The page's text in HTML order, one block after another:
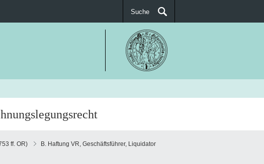
Suche
SUCHEN
ff. OR)
B. Haftung VR, Geschäftsführer, Liquidator